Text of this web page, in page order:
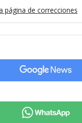
página de correcciones